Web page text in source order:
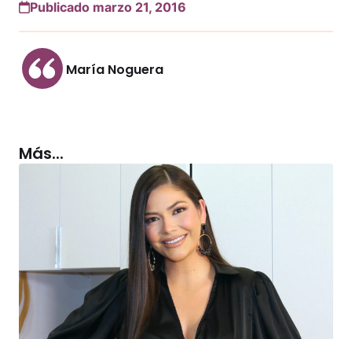
Publicado marzo 21, 2016
María Noguera
Más...